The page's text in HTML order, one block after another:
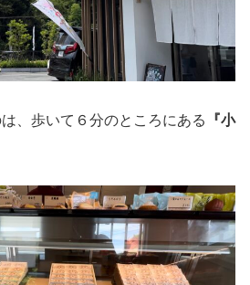
、歩いて６分のところにある
『小